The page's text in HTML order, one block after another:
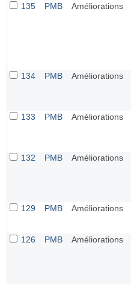
135
PMB Améliorations
134
PMB Améliorations
133
PMB Améliorations
132
PMB Améliorations
129
PMB Améliorations
126
PMB Améliorations